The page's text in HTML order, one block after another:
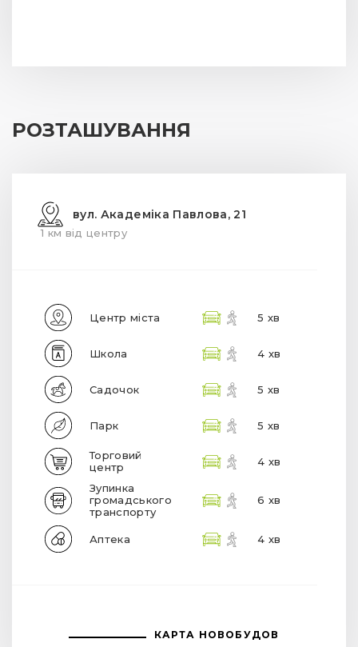
РОЗТАШУВАННЯ
вул. Академіка Павлова, 21
1 км від центру
Центр міста 5 хв
Школа 4 хв
Садочок 5 хв
Парк 5 хв
Торговий
центр
4 хв
Зупинка
громадського
транспорту
6 хв
Аптека 4 хв
КАРТА НОВОБУДОВ